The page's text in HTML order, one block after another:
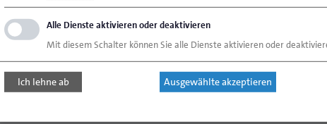
Alle Dienste aktivieren oder deaktivieren
Mit diesem Schalter können Sie alle Dienste aktivieren oder
Ich lehne ab Ausgewählte akzeptieren